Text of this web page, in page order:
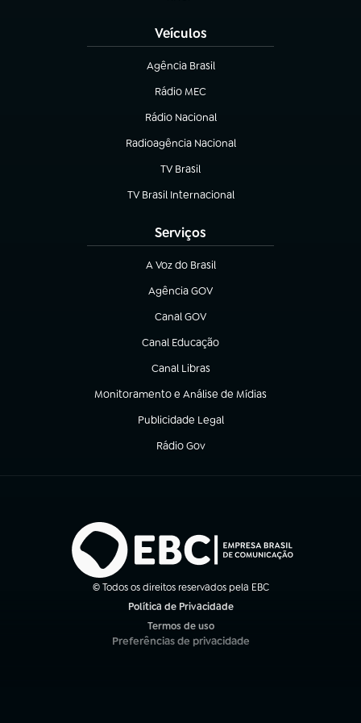
Veículos
Agência Brasil
(abre em nova aba)
Rádio MEC
(abre em nova aba)
Rádio Nacional
Radioagência Nacional
(abre em nova aba)
TV Brasil
(abre em nova aba)
TV Brasil Internacional
(abre em nova aba)
Serviços
A Voz do Brasil
(abre em nova aba)
Agência GOV
(abre em nova aba)
Canal GOV
(abre em nova aba)
Canal Educação
(abre em nova aba)
Canal Libras
(abre em nova aba)
Monitoramento e Análise de Mídias
(abre em nova aba)
Publicidade Legal
(abre em nova aba)
Rádio Gov
(abre em nova aba)
© Todos os direitos reservados pela EBC
Política de Privacidade
Termos de uso
(abre em nova aba)
Preferências de privacidade